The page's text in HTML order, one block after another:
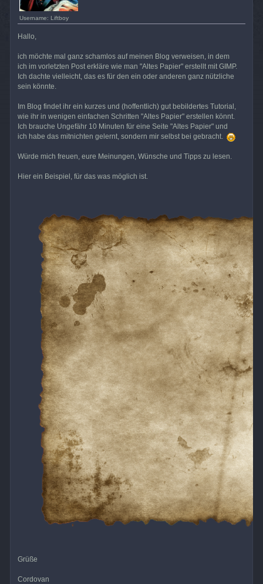
Username: Liftboy
Hallo,
ich möchte mal ganz schamlos auf meinen Blog verweisen, in dem
ich im vorletzten Post erkläre wie man "Altes Papier" erstellt mit GIMP.
Ich dachte vielleicht, das es für den ein oder anderen ganz nützliche
sein könnte.
Im Blog findet ihr ein kurzes und (hoffentlich) gut bebildertes Tutorial,
wie ihr in wenigen einfachen Schritten "Altes Papier" erstellen könnt.
Ich brauche Ungefähr 10 Minuten für eine Seite "Altes Papier" und
ich habe das mitnichten gelernt, sondern mir selbst bei gebracht.
Würde mich freuen, eure Meinungen, Wünsche und Tipps zu lesen.
Hier ein Beispiel, für das was möglich ist.
Grüße
Cordovan